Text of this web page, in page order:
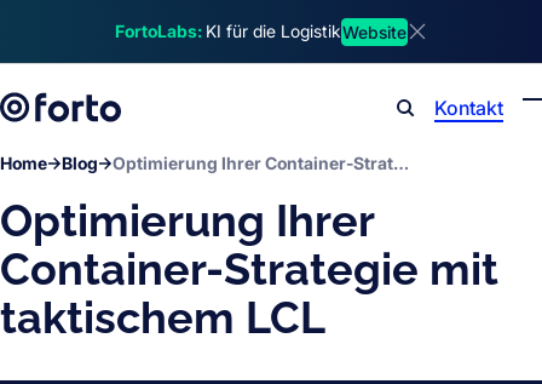
FortoLabs: KI für die LogistikWebsite
Kontakt
Home Blog Optimierung Ihrer Container-Strategie mit taktischem LCL
Optimierung Ihrer
Container-Strategie mit
taktischem LCL